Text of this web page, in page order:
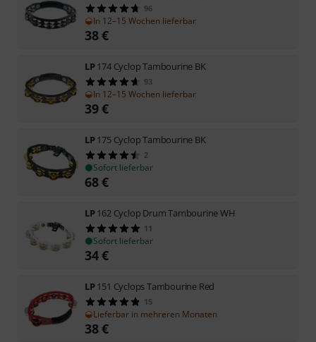
96
In 12–15 Wochen lieferbar
38€
LP174 Cyclop Tambourine BK
93
In 12–15 Wochen lieferbar
39€
LP175 Cyclop Tambourine BK
2
Sofort lieferbar
68€
LP162 Cyclop Drum Tambourine WH
11
Sofort lieferbar
34€
LP151 Cyclops Tambourine Red
15
Lieferbar in mehreren Monaten
38€